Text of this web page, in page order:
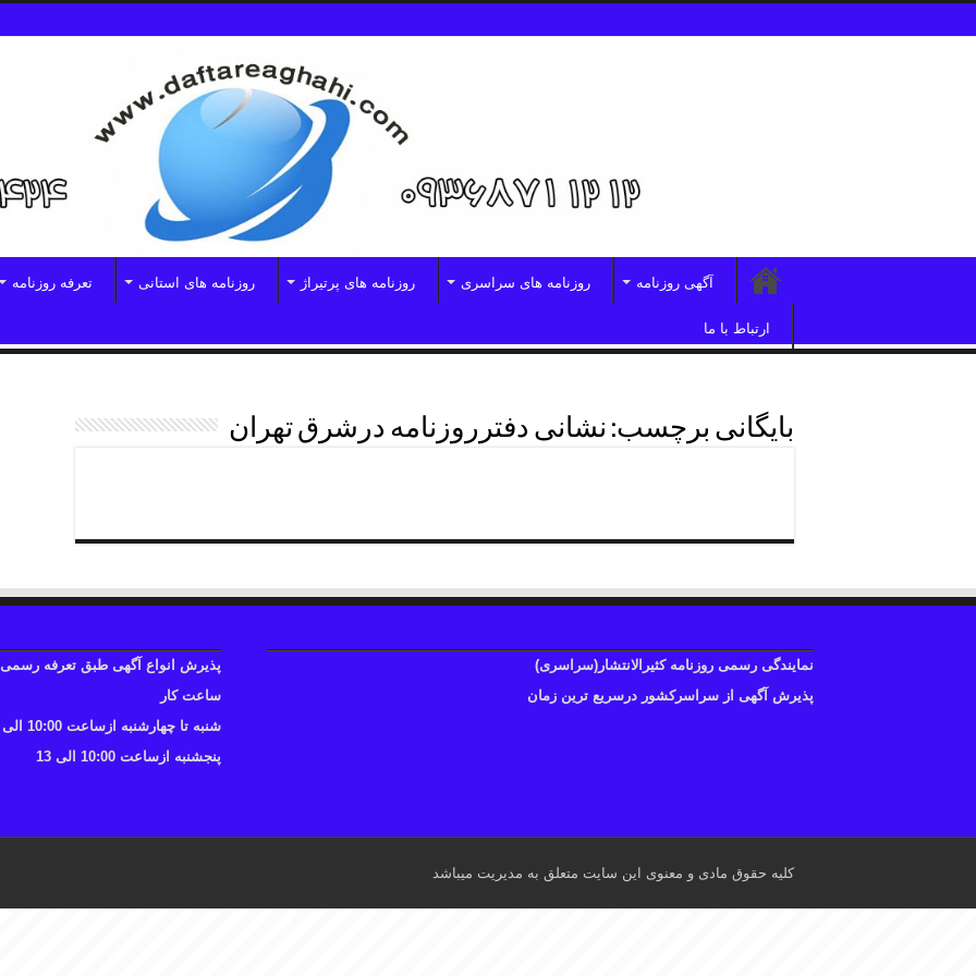
آگهی روزنامه روزنامه های سراسری روزنامه های پرتیراژ روزنامه های استانی تعرفه روزنامه
ارتباط با ما
بایگانی برچسب: نشانی دفترروزنامه درشرق تهران
نمایندگی رسمی روزنامه کثیرالانتشار(سراسری)
پذیرش آگهی از سراسرکشور درسریع ترین زمان
پذیرش انواع آگهی طبق تعرفه رسمی
ساعت کار
شنبه تا چهارشنبه ازساعت 10:00 الی 17
پنجشنبه ازساعت 10:00 الی 13
کلیه حقوق مادی و معنوی این سایت متعلق به مدیریت میباشد